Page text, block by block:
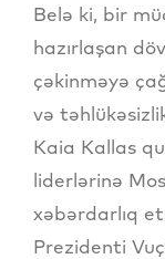
Belə ki, bir
hazırlaşan
çəkinməyə
və
Kaia Kallas
liderlərinə
xəbərdarlıq
Prezidenti